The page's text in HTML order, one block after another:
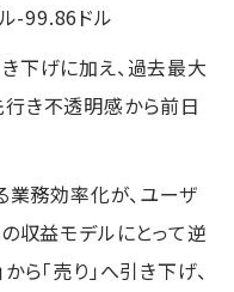
-99.86ドル
下げに加え、過去最大
き不透明感から前日
業務効率化が、ユーザ
収益モデルにとって逆
ら「売り」へ引き下げ、